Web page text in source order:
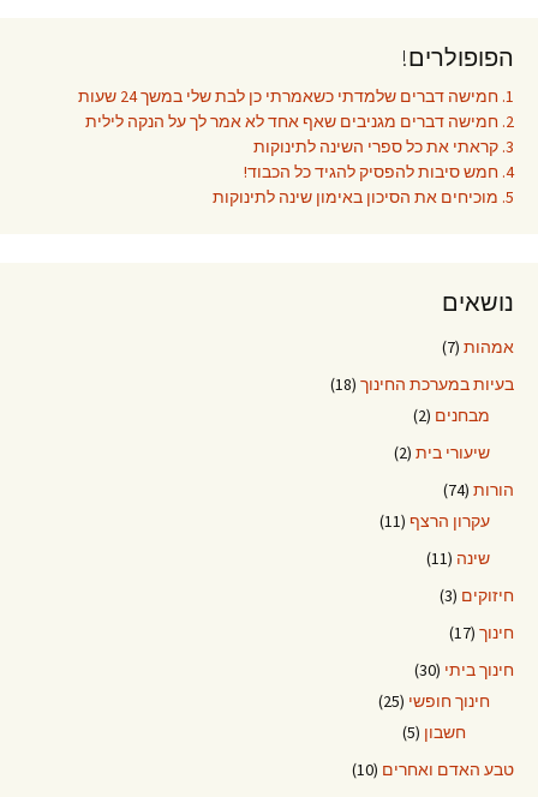
הפופולרים!
1. חמישה דברים שלמדתי כשאמרתי כן לבת שלי במשך 24 שעות
2. חמישה דברים מגניבים שאף אחד לא אמר לך על הנקה לילית
3. קראתי את כל ספרי השינה לתינוקות
4. חמש סיבות להפסיק להגיד כל הכבוד!
5. מוכיחים את הסיכון באימון שינה לתינוקות
נושאים
אמהות (7)
בעיות במערכת החינוך (18)
מבחנים (2)
שיעורי בית (2)
הורות (74)
עקרון הרצף (11)
שינה (11)
חיזוקים (3)
חינוך (17)
חינוך ביתי (30)
חינוך חופשי (25)
חשבון (5)
טבע האדם ואחרים (10)